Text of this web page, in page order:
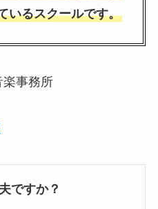
いるスクールです。
楽事務所
ですか？